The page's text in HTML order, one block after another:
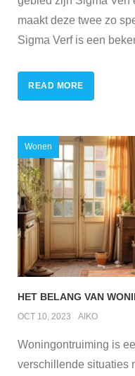
maakt deze twee zo
Sigma Verf is een
READ MORE
HET BELANG VAN
OCT 10, 2023 AIKO
Wonen
Woningontruiming is
verschillende situaties